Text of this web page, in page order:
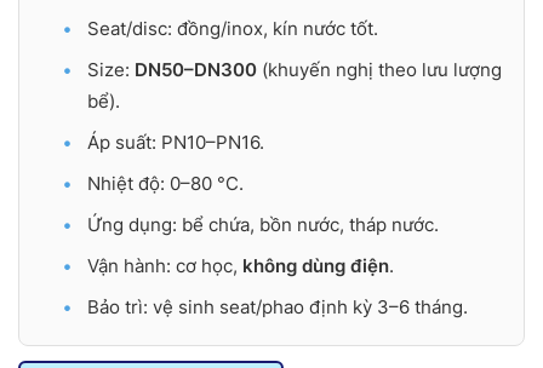
Seat/disc: đồng/inox, kín nước tốt.
Size: DN50–DN300(khuyến nghị theo lưu lượng
bể).
Áp suất: PN10–PN16.
Nhiệt độ: 0–80 °C.
Ứng dụng: bể chứa, bồn nước, tháp nước.
Vận hành: cơ học, không dùng điện.
Bảo trì: vệ sinh seat/phao định kỳ 3–6 tháng.